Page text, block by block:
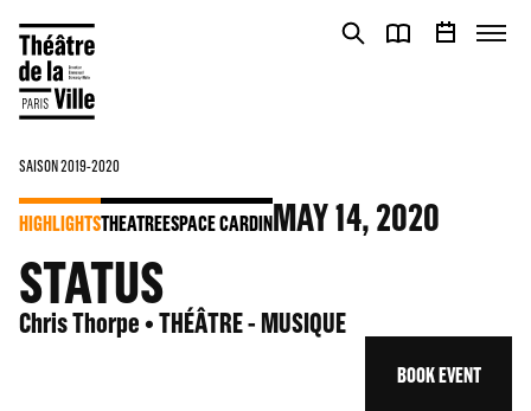
SAISON 2019-2020
HIGHLIGHTSTHEATREESPACE CARDINMAY14, 2020
STATUS
Chris Thorpe • THÉÂTRE - MUSIQUE
BOOK EVENT